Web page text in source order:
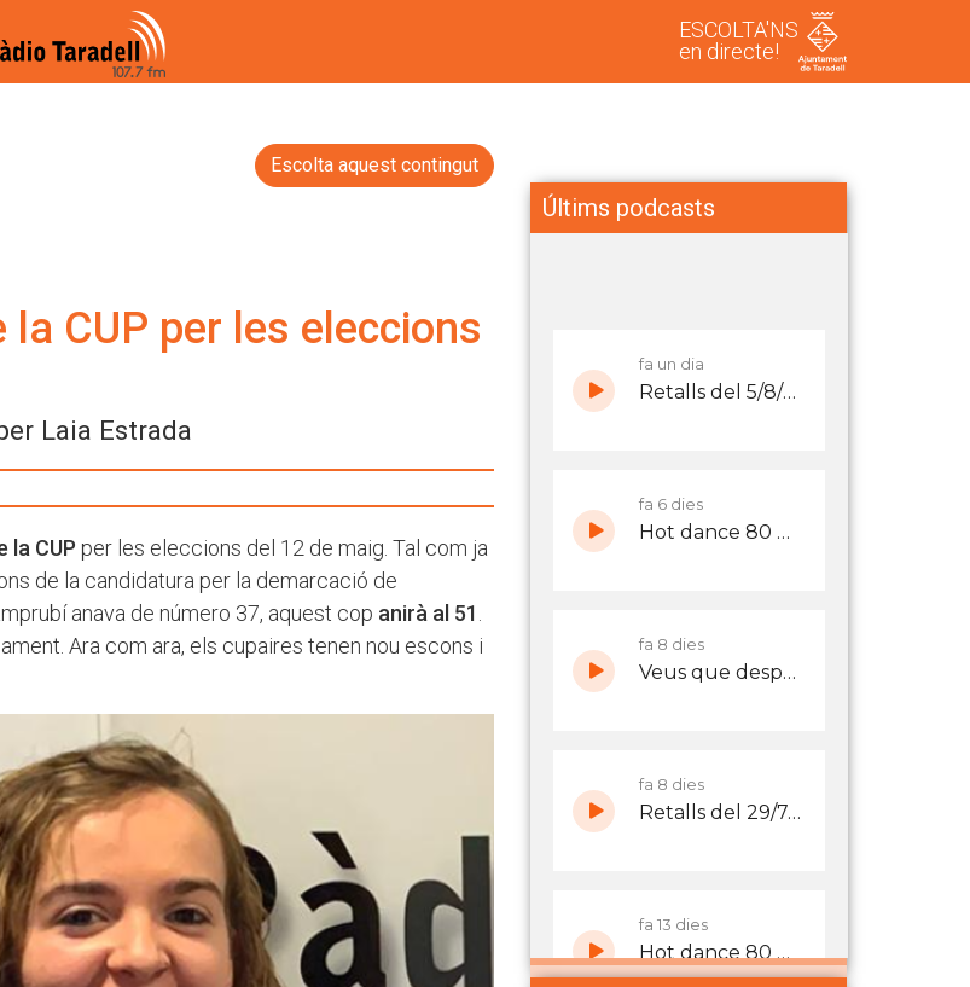
ESCOLTA'NS
en directe!
Escolta aquest contingut
CUP per les eleccions
Laia Estrada
la CUP per les eleccions del 12 de maig. Tal com ja
de la candidatura per la demarcació de
anava de número 37, aquest cop anirà al 51
Ara com ara, els cupaires tenen nou escons i
Últims podcasts